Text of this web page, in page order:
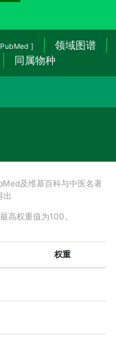
]
领域图谱
同属物种
及维基百科与中医名著
出
高权重值为100。
权重